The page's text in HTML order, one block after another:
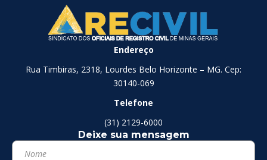
Endereço
Rua Timbiras, 2318, Lourdes Belo Horizonte – MG. Cep:
30140-069
Telefone
(31) 2129-6000
Deixe sua mensagem